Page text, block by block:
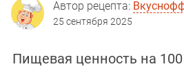
Автор рецепта:
25 сентября 2025
Пищевая ценность на 100